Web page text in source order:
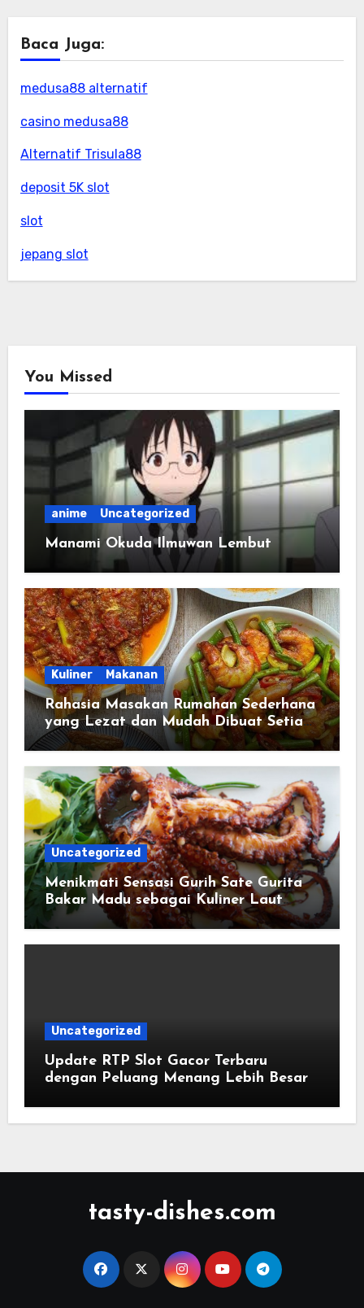
Baca Juga:
medusa88 alternatif
casino medusa88
Alternatif Trisula88
deposit 5K slot
slot
jepang slot
You Missed
anime Uncategorized
Manami Okuda Ilmuwan Lembut
Kuliner Makanan
Rahasia Masakan Rumahan Sederhana
yang Lezat dan Mudah Dibuat Setiap
Hari
Uncategorized
Menikmati Sensasi Gurih Sate Gurita
Bakar Madu sebagai Kuliner Laut
yang Semakin Digemari Pecinta
Masakan Unik
Uncategorized
Update RTP Slot Gacor Terbaru
dengan Peluang Menang Lebih Besar
tasty-dishes.com